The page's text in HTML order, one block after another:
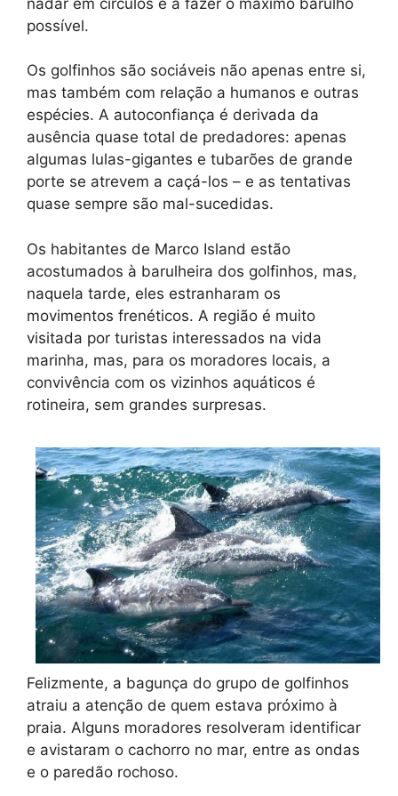
possível.
Os golfinhos são sociáveis não apenas entre si,
mas também com relação a humanos e outras
espécies. A autoconfiança é derivada da
ausência quase total de predadores: apenas
algumas lulas-gigantes e tubarões de grande
porte se atrevem a caçá-los – e as tentativas
quase sempre são mal-sucedidas.
Os habitantes de Marco Island estão
acostumados à barulheira dos golfinhos, mas,
naquela tarde, eles estranharam os
movimentos frenéticos. A região é muito
visitada por turistas interessados na vida
marinha, mas, para os moradores locais, a
convivência com os vizinhos aquáticos é
rotineira, sem grandes surpresas.
Felizmente, a bagunça do grupo de golfinhos
atraiu a atenção de quem estava próximo à
praia. Alguns moradores resolveram identificar
e avistaram o cachorro no mar, entre as ondas
e o paredão rochoso.